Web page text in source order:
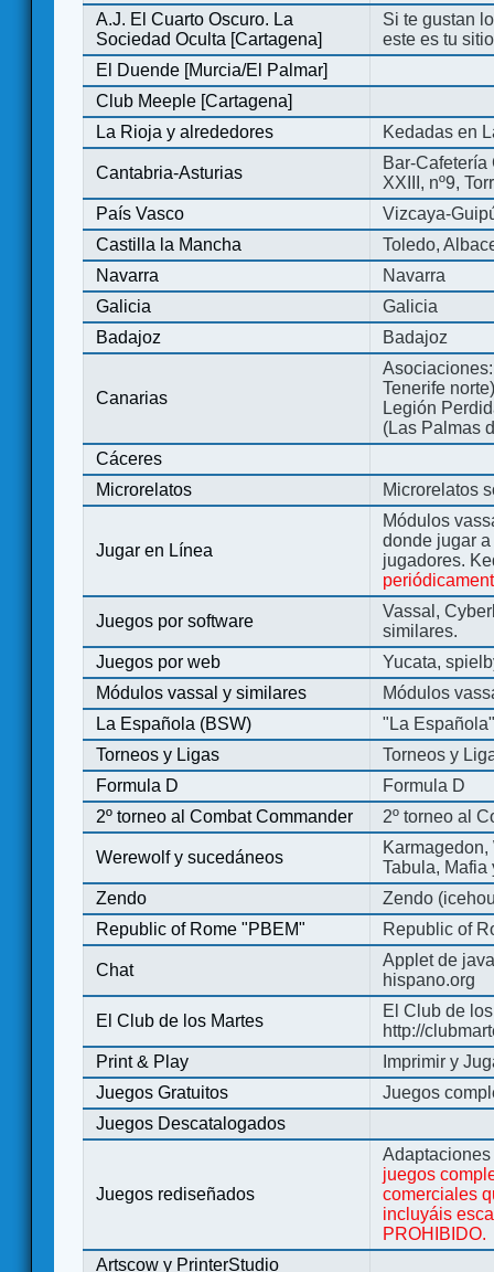
A.J. El Cuarto Oscuro. La
Sociedad Oculta [Cartagena]
Si te gustan
este es tu
El Duende [Murcia/El Palmar]
Club Meeple [Cartagena]
La Rioja y alrededores
Kedadas en
Cantabria-Asturias
Bar-
XXIII, nº9,
País Vasco
Vizcaya-
Castilla la Mancha
Toledo,
Navarra
Navarra
Galicia
Galicia
Badajoz
Badajoz
Canarias
Tenerife
Legión
(Las Palmas
Cáceres
Microrelatos
Microrelatos
Jugar en Línea
Módulos
donde jugar
jugadores.
Juegos por software
Vassal,
similares.
Juegos por web
Yucata,
Módulos vassal y similares
Módulos
La Española (BSW)
"La
Torneos y Ligas
Torneos y
Formula D
Formula D
2º torneo al Combat Commander
2º torneo al
Werewolf y sucedáneos
Tabula, Mafia
Zendo
Zendo
Republic of Rome "PBEM"
Republic of
Chat
Applet de
hispano.org
El Club de los Martes
El Club de
http://
Print & Play
Imprimir y
Juegos Gratuitos
Juegos
Juegos Descatalogados
Juegos rediseñados
juegos
comerciales
incluyáis
PROHIBIDO.
Artscow y PrinterStudio